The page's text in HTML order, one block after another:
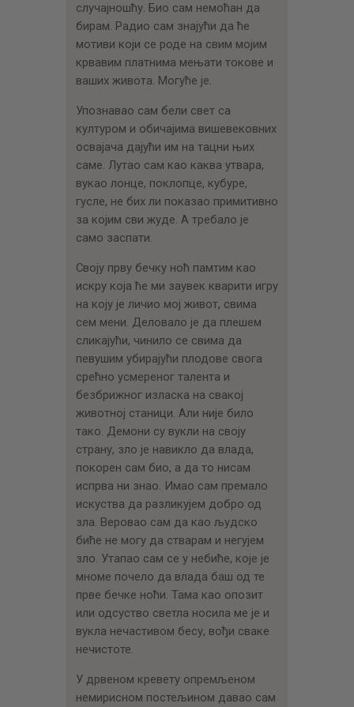
случајношћу. Био сам немоћан да
бирам. Радио сам знајући да ће
мотиви који се роде на свим мојим
крвавим платнима мењати токове и
ваших живота. Могуће је.
Упознавао сам бели свет са
културом и обичајима вишевековних
освајача дајући им на тацни њих
саме. Лутао сам као каква утвара,
вукао лонце, поклопце, кубуре,
гусле, не бих ли показао примитивно
за којим сви жуде. А требало је
само заспати.
Своју прву бечку ноћ памтим као
искру која ће ми заувек кварити игру
на коју је личио мој живот, свима
сем мени. Деловало је да плешем
сликајући, чинило се свима да
певушим убирајући плодове свога
срећно усмереног талента и
безбрижног изласка на свакој
животној станици. Али није било
тако. Демони су вукли на своју
страну, зло је навикло да влада,
покорен сам био, а да то нисам
испрва ни знао. Имао сам премало
искуства да разликујем добро од
зла. Веровао сам да као људско
биће не могу да стварам и негујем
зло. Утапао сам се у небиће, које је
мноме почело да влада баш од те
прве бечке ноћи. Тама као опозит
или одсуство светла носила ме је и
вукла нечастивом бесу, вођи сваке
нечистоте.
У дрвеном кревету опремљеном
немирисном постељином давао сам